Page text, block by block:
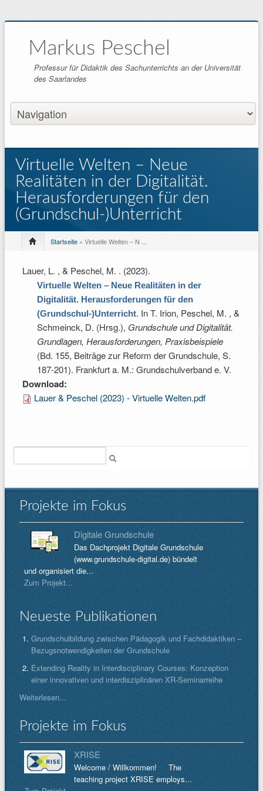
Markus Peschel
Professur für Didaktik des Sachunterrichts an der Universität
des Saarlandes
Virtuelle Welten – Neue
Realitäten in der Digitalität.
Herausforderungen für den
(Grundschul-)Unterricht
Startseite » Virtuelle Welten – N ...
Lauer, L. , & Peschel, M. . (2023).
Virtuelle Welten – Neue Realitäten in der
Digitalität. Herausforderungen für den
(Grundschul-)Unterricht. InT. Irion, Peschel, M. , &
Schmeinck, D. (Hrsg.), Grundschule und Digitalität.
Grundlagen, Herausforderungen, Praxisbeispiele
(Bd. 155, Beiträge zur Reform der Grundschule, S.
187-201). Frankfurt a. M.: Grundschulverband e. V.
Download:
Lauer & Peschel (2023) - Virtuelle Welten.pdf
Projekte im Fokus
Digitale Grundschule
Das Dachprojekt Digitale Grundschule
(www.grundschule-digital.de) bündelt
und organisiert die...
Zum Projekt...
Neueste Publikationen
Grundschulbildung zwischen Pädagogik und Fachdidaktiken –
Bezugsnotwendigkeiten der Grundschule
Extending Reality in Interdisciplinary Courses: Konzeption
einer innovativen und interdisziplinären XR-Seminarreihe
Weiterlesen...
Projekte im Fokus
XRISE
Welcome / Willkommen! The
teaching project XRISE employs...